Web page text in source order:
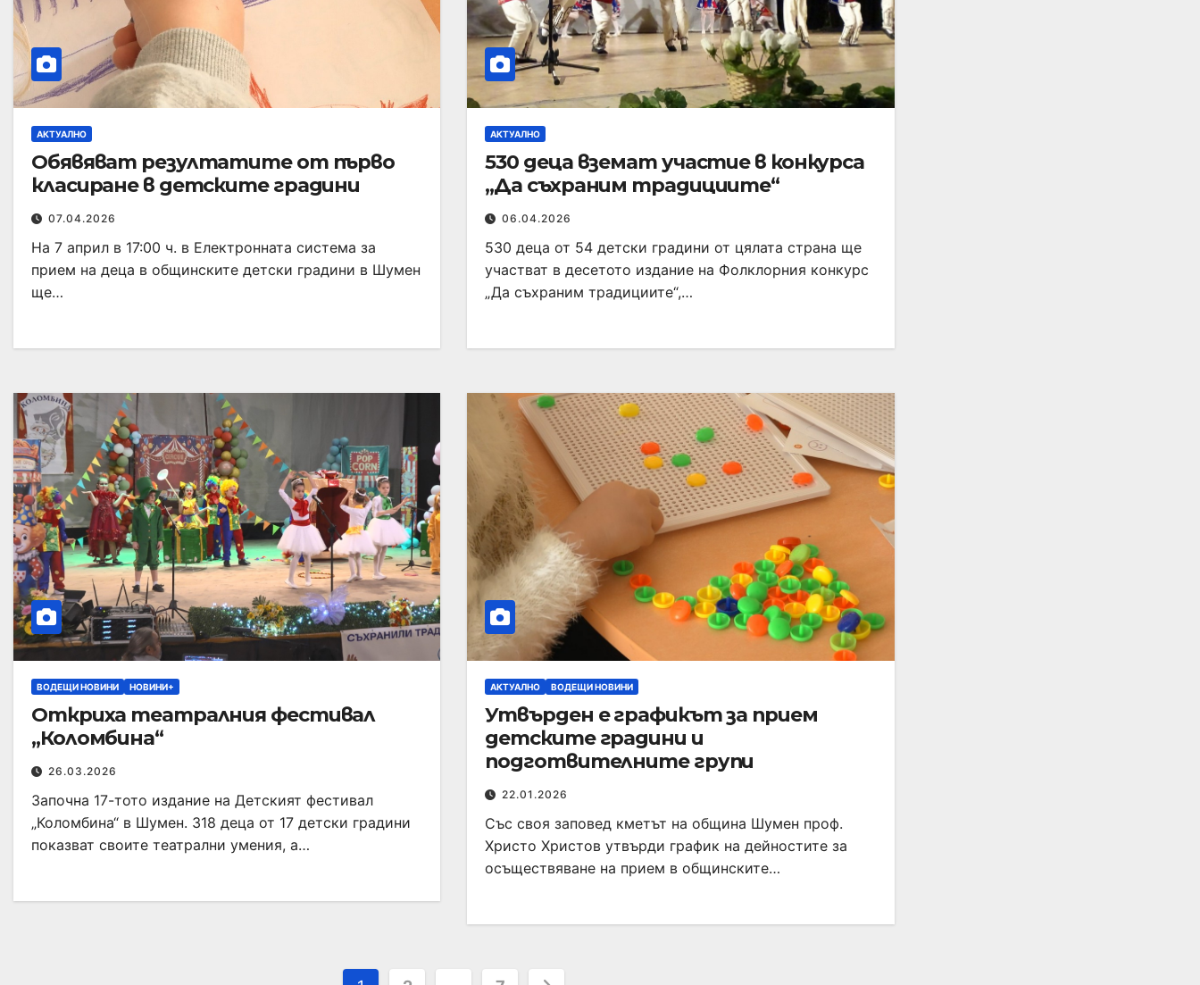
АКТУАЛНО
Обявяват резултатите от първо
класиране в детските градини
07.04.2026
На 7 април в 17:00 ч. в Електронната система за
прием на деца в общинските детски градини в Шумен
ще…
АКТУАЛНО
530 деца вземат участие в конкурса
„Да съхраним традициите“
06.04.2026
530 деца от 54 детски градини от цялата страна ще
участват в десетото издание на Фолклорния конкурс
„Да съхраним традициите“,…
ВОДЕЩИ НОВИНИ НОВИНИ+
Откриха театралния фестивал
„Коломбина“
26.03.2026
Започна 17-тото издание на Детският фестивал
„Коломбина“ в Шумен. 318 деца от 17 детски градини
показват своите театрални умения, а…
АКТУАЛНО ВОДЕЩИ НОВИНИ
Утвърден е графикът за прием
детските градини и
подготвителните групи
22.01.2026
Със своя заповед кметът на община Шумен проф.
Христо Христов утвърди график на дейностите за
осъществяване на прием в общинските…